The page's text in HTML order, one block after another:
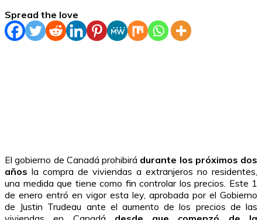
Spread the love
El gobierno de Canadá prohibirá durante los próximos dos
años la compra de viviendas a extranjeros no residentes,
una medida que tiene como fin controlar los precios. Este 1
de enero entró en vigor esta ley, aprobada por el Gobierno
de Justin Trudeau ante el aumento de los precios de las